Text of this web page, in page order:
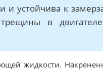
и устойчива к
в
жидкости.